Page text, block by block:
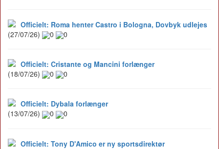
Officielt: Roma henter Castro i Bologna, Dovbyk udlejes
(27/07/26)
0 0
Officielt: Cristante og Mancini forlænger
(18/07/26)
0 0
Officielt: Dybala forlænger
(13/07/26)
0 0
Officielt: Tony D'Amico er ny sportsdirektør